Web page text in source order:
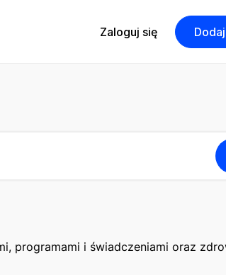
Zaloguj się
programami i świadczeniami oraz